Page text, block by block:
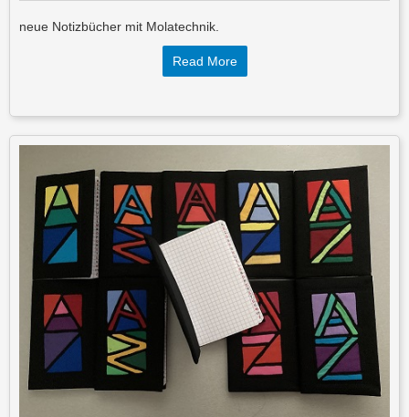
neue Notizbücher mit Molatechnik.
Read More